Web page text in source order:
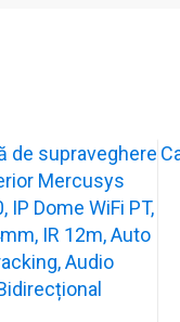
de supraveghere
Mercusys
IP Dome WiFi PT,
IR 12m, Auto
Audio